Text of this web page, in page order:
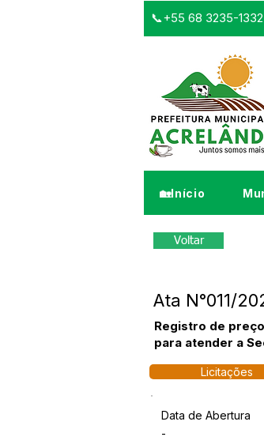
📞+55 68 3235-1332
🏡Início
Voltar
Ata N°011/
Registro de
para atender a
Licitações
Data de Abertura
-